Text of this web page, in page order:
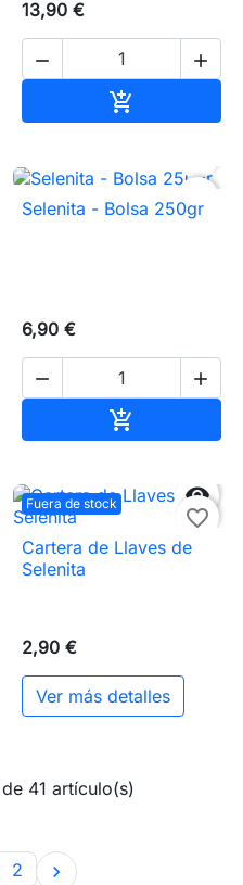
13,90 €
 

favorite_border
Selenita - Bolsa 250gr
6,90 €
 

Fuera de stock

favorite_border
Cartera de Llaves de
Selenita
2,90 €
Ver más detalles
41 artículo(s)
2 